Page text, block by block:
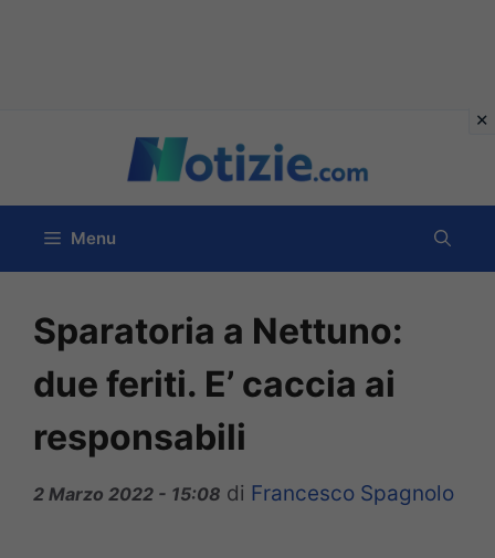
contenuto
Menu
Sparatoria a Nettuno:
due feriti. E’ caccia ai
responsabili
2 Marzo 2022 - 15:08 di Francesco Spagnolo